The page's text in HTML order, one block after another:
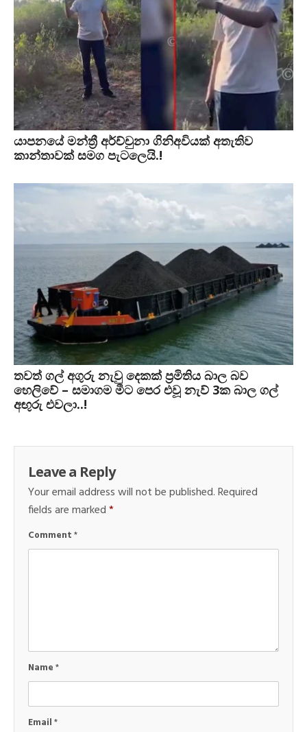
යාපනයේ මන්ත්‍රී අර්ච්චුනා ගිනිඅවියක් අතැතිව
කාන්තාවක් සමග පැටලෙයි.!
තවත් ගල් අගුරු නැවු දෙකක් ප‍්‍රමිතිය බාල බව
හෙලිවේ – සමාගම මීට පෙර එවූ නැව් 3ක බාල ගල්
අඟුරු එවලා..!
Leave a Reply
Your email address will not be published.Required
fields are marked*
Comment*
Name*
Email*